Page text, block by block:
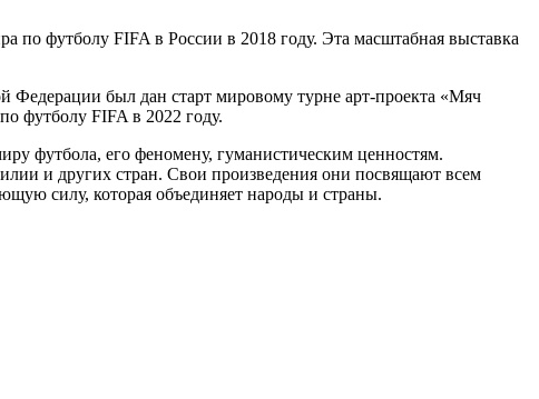
по футболу FIFA в России в 2018 году. Эта масштабная выставка
Федерации был дан старт мировому турне арт-проекта «Мяч
футболу FIFA в 2022 году.
футбола, его феномену, гуманистическим ценностям.
и других стран. Свои произведения они посвящают всем
силу, которая объединяет народы и страны.